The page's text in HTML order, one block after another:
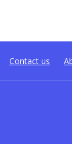
Contact us